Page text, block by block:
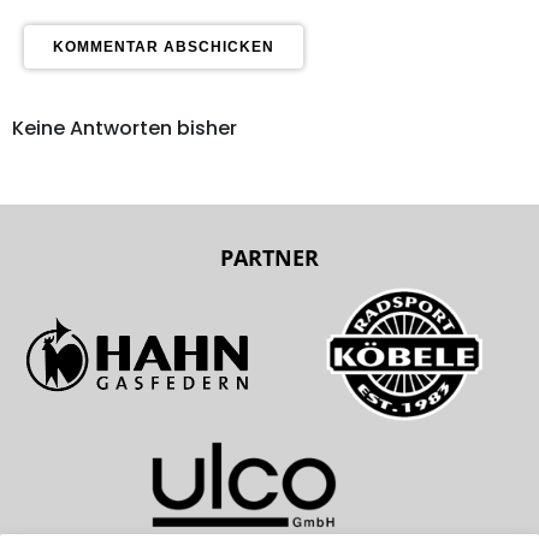
Keine Antworten bisher
PARTNER